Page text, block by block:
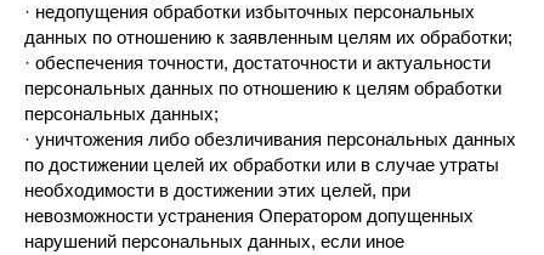
· недопущения обработки избыточных персональных
данных по отношению к заявленным целям их обработки;
· обеспечения точности, достаточности и актуальности
персональных данных по отношению к целям обработки
персональных данных;
· уничтожения либо обезличивания персональных данных
по достижении целей их обработки или в случае утраты
необходимости в достижении этих целей, при
невозможности устранения Оператором допущенных
нарушений персональных данных, если иное